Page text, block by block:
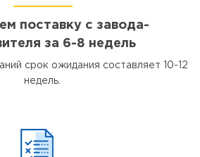
поставку с завода-
за 6-8 недель
срок ожидания составляет 10-12
недель.